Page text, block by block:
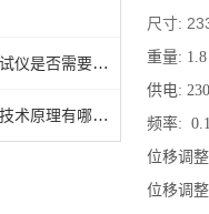
如何判断偏光镜轴位测试仪是否需要清洗？
表面等离子共振分析仪技术原理有哪些呢
尺寸:
重量:
供电:
频率:
位移调
位移调